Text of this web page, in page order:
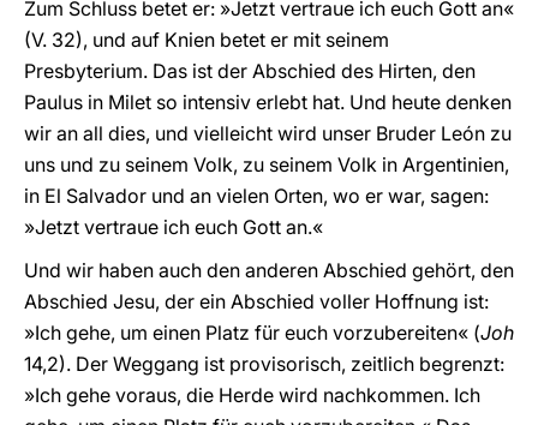
Zum Schluss betet er: »Jetzt vertraue ich euch Gott an«
(V. 32), und auf Knien betet er mit seinem
Presbyterium. Das ist der Abschied des Hirten, den
Paulus in Milet so intensiv erlebt hat. Und heute denken
wir an all dies, und vielleicht wird unser Bruder León zu
uns und zu seinem Volk, zu seinem Volk in Argentinien,
in El Salvador und an vielen Orten, wo er war, sagen:
»Jetzt vertraue ich euch Gott an.«
Und wir haben auch den anderen Abschied gehört, den
Abschied Jesu, der ein Abschied voller Hoffnung ist:
»Ich gehe, um einen Platz für euch vorzubereiten« (Joh
14,2). Der Weggang ist provisorisch, zeitlich begrenzt:
»Ich gehe voraus, die Herde wird nachkommen. Ich